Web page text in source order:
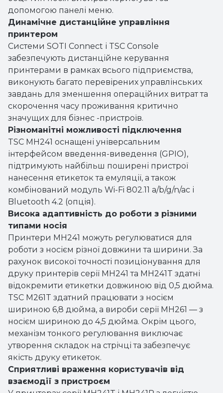
виконують багато перевірених управлінських
завдань для зменшення операційних витрат та
скорочення часу проживання критично
значущих для бізнес -пристроїв.
Різноманітні можливості підключення
TSC MH241 оснащені універсальним
інтерфейсом введення-виведення (GPIO),
підтримують найбільш поширені пристрої
нанесення етикеток та емуляції, а також
комбінований модуль Wi-Fi 802.11 a/b/g/n/ac і
Bluetooth 4.2 (опція).
Висока адаптивність до роботи з різними
типами носія
Принтери MH241 можуть регулюватися для
роботи з носієм різної довжини та ширини. За
рахунок високої точності позиціонування для
друку принтерів серії MH241 та MH241T здатні
відокремити етикетки довжиною від 0,5 дюйма.
TSC M261T здатний працювати з носієм
шириною 6,8 дюйма, а вироби серії MH261 — з
носієм шириною до 4,5 дюйма. Окрім цього,
механізм тонкого регулювання виключає
утворення складок на стрічці та забезпечує
якість друку етикеток.
Сприятливі враження користувачів від
взаємодії з пристроєм
У принтерах серії MH241T і MH241P з легкістю
регулюються налаштування датчиків
наближення закінчення носія. Користувач
отримує попередження про необхідність заміни
рулону у відео повідомленнях на кольоровому
дисплеї графічного інтерфейсу користувача
(Media near end/«Носій скоро закінчитися»).